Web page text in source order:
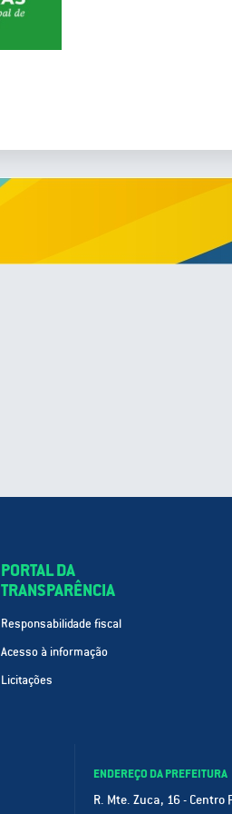
PORTAL DA
TRANSPARÊNCIA
Responsabilidade fiscal
Acesso à informação
Licitações
ENDEREÇO DA PREFEITURA
R. Mte. Zuca, 16 - Centro